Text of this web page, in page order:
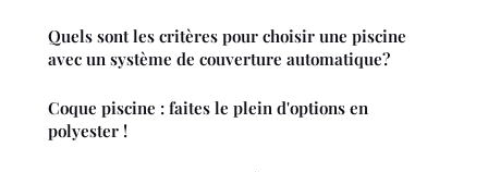
Quels sont les critères pour choisir une piscine
avec un système de couverture automatique?
Coque piscine : faites le plein d'options en
polyester !